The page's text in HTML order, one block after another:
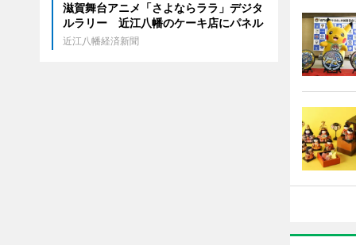
滋賀舞台アニメ「さよならララ」デジタ
ルラリー 近江八幡のケーキ店にパネル
近江八幡経済新聞